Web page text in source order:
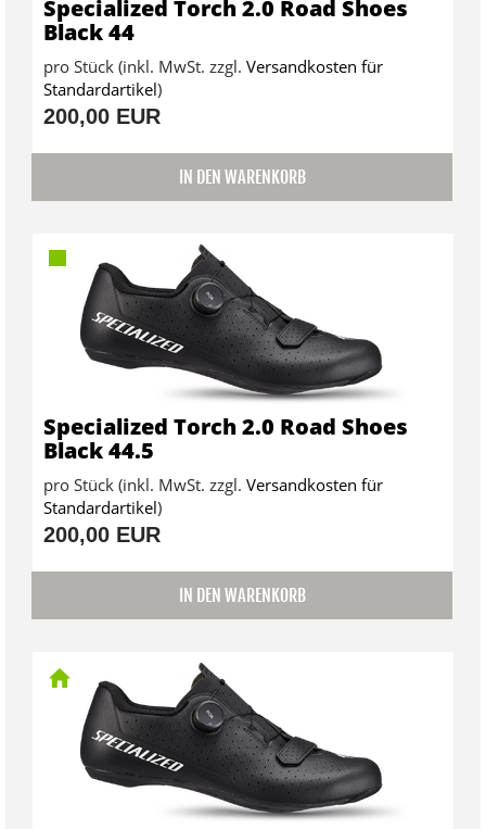
Specialized Torch 2.0 Road Shoes
Black 44
pro Stück (inkl. MwSt. zzgl. Versandkosten für
Standardartikel)
200,00 EUR
IN DEN WARENKORB
Specialized Torch 2.0 Road Shoes
Black 44.5
pro Stück (inkl. MwSt. zzgl. Versandkosten für
Standardartikel)
200,00 EUR
IN DEN WARENKORB